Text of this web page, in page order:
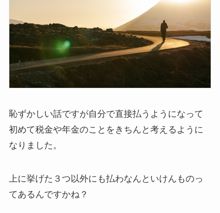
恥ずかしい話ですが自分で直接払うようになって
初めて税金や年金のことをきちんと考えるように
なりました。
上に挙げた３つ以外にも払わなんといけんものっ
てあるんですかね？